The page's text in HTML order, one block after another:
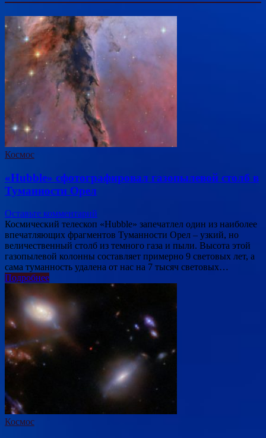
Космос
«Hubble» сфотографировал газопылевой столб в
Туманности Орел
Оставьте комментарий
Космический телескоп «Hubble» запечатлел один из наиболее
впечатляющих фрагментов Туманности Орел – узкий, но
величественный столб из темного газа и пыли. Высота этой
газопылевой колонны составляет примерно 9 световых лет, а
сама туманность удалена от нас на 7 тысяч световых…
Подробнее
Космос